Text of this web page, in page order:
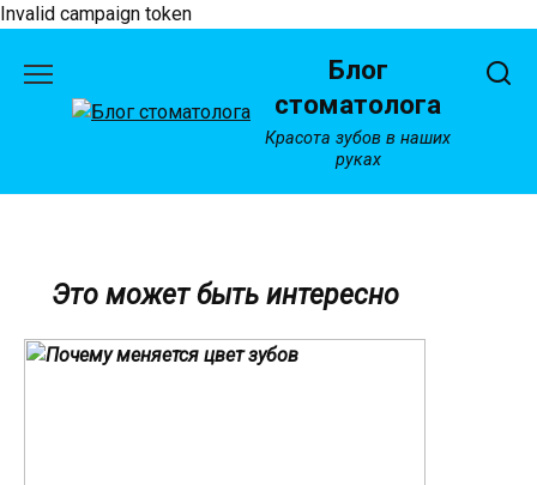
Invalid campaign token
содержанию
Блог
стоматолога
Красота зубов в наших
руках
Это может быть интересно